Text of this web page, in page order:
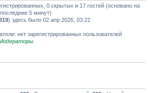
0 скрытых и 17 гостей (основано на
5 минут)
) здесь было 02 апр 2026, 03:22
нет зарегистрированных пользователей